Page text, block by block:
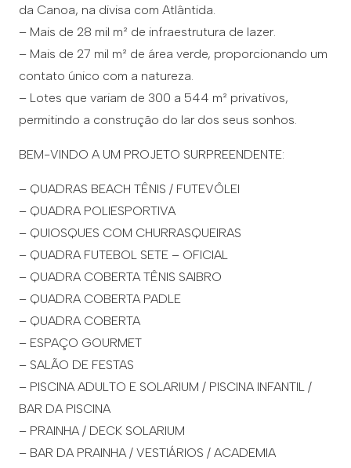
da Canoa, na divisa com Atlântida.
– Mais de 28 mil m² de infraestrutura de lazer.
– Mais de 27 mil m² de área verde, proporcionando um
contato único com a natureza.
– Lotes que variam de 300 a 544 m² privativos,
permitindo a construção do lar dos seus sonhos.
BEM-VINDO A UM PROJETO SURPREENDENTE:
– QUADRAS BEACH TÊNIS / FUTEVÔLEI
– QUADRA POLIESPORTIVA
– QUIOSQUES COM CHURRASQUEIRAS
– QUADRA FUTEBOL SETE – OFICIAL
– QUADRA COBERTA TÊNIS SAIBRO
– QUADRA COBERTA PADLE
– QUADRA COBERTA
– ESPAÇO GOURMET
– SALÃO DE FESTAS
– PISCINA ADULTO E SOLARIUM / PISCINA INFANTIL /
BAR DA PISCINA
– PRAINHA / DECK SOLARIUM
– BAR DA PRAINHA / VESTIÁRIOS / ACADEMIA